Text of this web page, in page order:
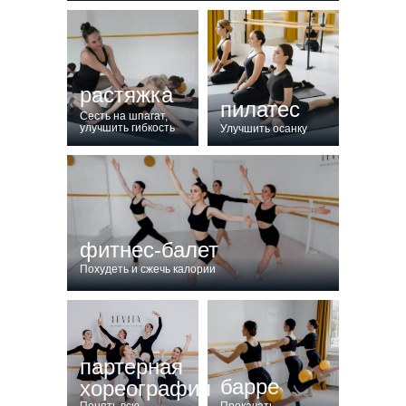
Похудеть и сжечь калории
фитнес-балет
Сесть на шпагат,
улучшить гибкость
растяжка
Улучшить осанку
пилатес
партерная
хореография барре